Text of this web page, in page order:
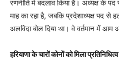
रणनीति में बदलाव किया है। अध्यक्ष के
माह का रहा है, जबकि प्रदेशाध्यक्ष पद से
अलविदा बोल दिया था। वे वर्तमान में आम
हरियाणा के चारों कोनों को मिला प्रतिनिधित्व